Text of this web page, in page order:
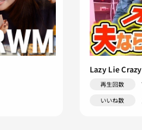
Lazy Lie
再生回数
いいね数